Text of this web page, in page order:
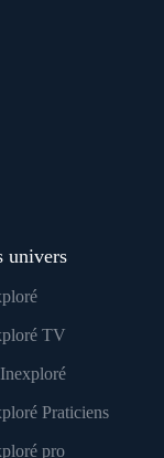
univers
TV
Praticiens
pro